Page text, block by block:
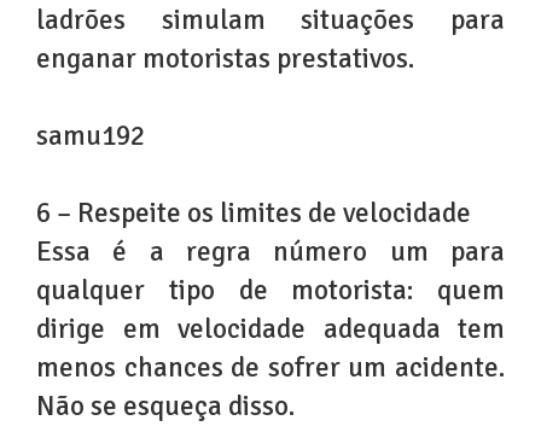
ladrões simulam situações para
enganar motoristas prestativos.
samu192
6 – Respeite os limites de velocidade
Essa é a regra número um para
qualquer tipo de motorista: quem
dirige em velocidade adequada tem
menos chances de sofrer um acidente.
Não se esqueça disso.